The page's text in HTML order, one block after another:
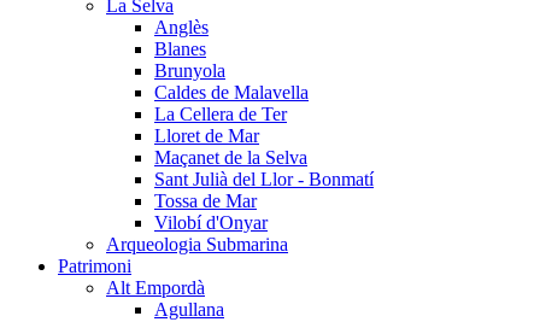
La Selva
Anglès
Blanes
Brunyola
Caldes de Malavella
La Cellera de Ter
Lloret de Mar
Maçanet de la Selva
Sant Julià del Llor - Bonmatí
Tossa de Mar
Vilobí d'Onyar
Arqueologia Submarina
Patrimoni
Alt Empordà
Agullana